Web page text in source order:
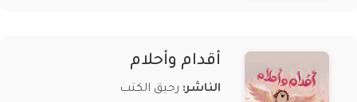
أقدام وأحلام
الناشر: رحيق الكتب